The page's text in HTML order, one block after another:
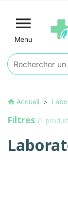

Menu
home Accueil
Filtres (1